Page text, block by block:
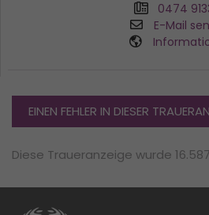
0474
E-Mail
EINEN FEHLER IN DIESER
Diese Traueranzeige wurde